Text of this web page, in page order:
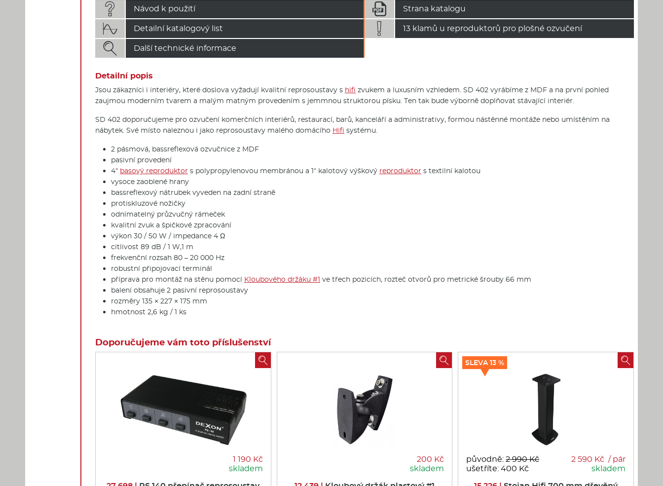
 Návod k použití  Strana katalogu
 Detailní katalogový list  13 klamů u reproduktorů pro plošné ozvučení
 Další technické informace
Detailní popis
Jsou zákazníci i interiéry, které doslova vyžadují kvalitní reprosoustavy s hifi zvukem a luxusním vzhledem. SD 402 vyrábíme z MDF a na první pohled
zaujmou moderním tvarem a malým matným provedením s jemmnou struktorou písku. Ten tak bude výborně doplňovat stávající interiér.
SD 402 doporučujeme pro ozvučení komerčních interiérů, restaurací, barů, kanceláří a administrativy, formou nástěnné montáže nebo umístěním na
nábytek. Své místo naleznou i jako reprosoustavy malého domácího Hifi systému.
2 pásmová, bassreflexová ozvučnice z MDF
pasivní provedení
4“ basový reproduktor s polypropylenovou membránou a 1“ kalotový výškový reproduktor s textilní kalotou
vysoce zaoblené hrany
bassreflexový nátrubek vyveden na zadní straně
protiskluzové nožičky
odnímatelný průzvučný rámeček
kvalitní zvuk a špičkové zpracování
výkon 30 / 50 W / impedance 4 Ω
citlivost 89 dB / 1 W,1 m
frekvenční rozsah 80 – 20 000 Hz
robustní připojovací terminál
příprava pro montáž na stěnu pomocí Kloubového držáku #1 ve třech pozicích, rozteč otvorů pro metrické šrouby 66 mm
balení obsahuje 2 pasivní reprosoustavy
rozměry 135 × 227 × 175 mm
hmotnost 2,6 kg / 1 ks
Doporučujeme vám toto příslušenství
1 190 Kč
skladem

200 Kč
skladem

původně:2 990 Kč
ušetříte: 400 Kč
2 590 Kč / pár
skladem
SLEVA 13 % 